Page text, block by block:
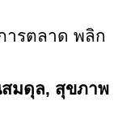
ารตลาด พลิก
มดุล, สุขภาพ